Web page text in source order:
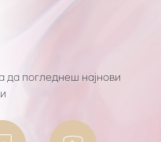
да погледнеш најнови